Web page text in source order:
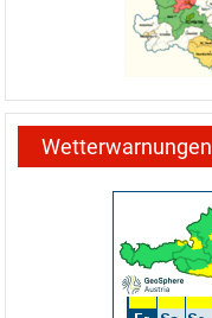
Wetterwarnungen